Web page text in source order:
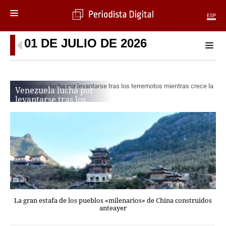
ESP
MENÚ
SECCIONES
MUNDO
PERIODISMO
CIENCIA
TECNOLOGÍA
CULTURA
TELEVISIÓN
GENTE
MAGAZINE
01 DE JULIO DE 2026
Venezuela lucha por
levantarse tras los
La gran estafa de los pueblos «milenarios» de China construidos
anteayer